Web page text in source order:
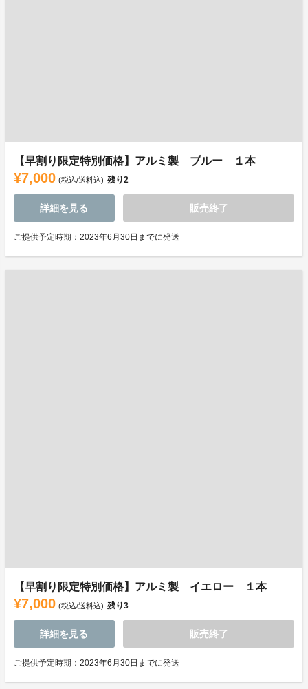
【早割り限定特別価格】アルミ製 ブルー １本
¥7,000 (税込/送料込) 残り2
詳細を見る 販売終了
ご提供予定時期：2023年6月30日までに発送
【早割り限定特別価格】アルミ製 イエロー １本
¥7,000 (税込/送料込) 残り3
詳細を見る 販売終了
ご提供予定時期：2023年6月30日までに発送